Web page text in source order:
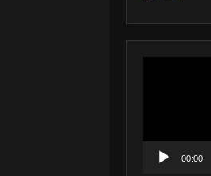
V
l
00:00